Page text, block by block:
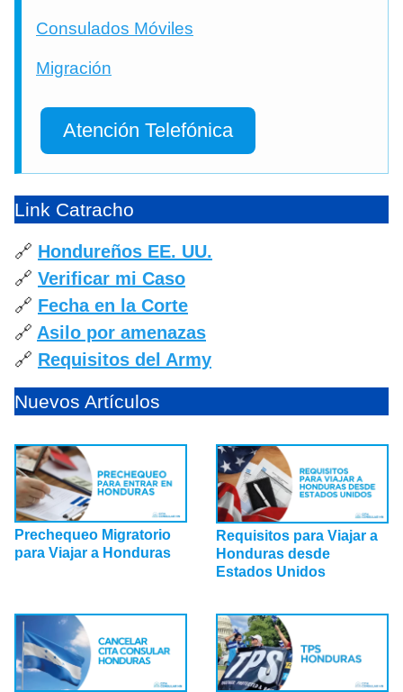
Consulados Móviles
Migración
Atención Telefónica
Link Catracho
🔗 Hondureños EE. UU.
🔗 Verificar mi Caso
🔗 Fecha en la Corte
🔗 Asilo por amenazas
🔗 Requisitos del Army
Nuevos Artículos
Prechequeo Migratorio
para Viajar a Honduras
Requisitos para Viajar a
Honduras desde
Estados Unidos